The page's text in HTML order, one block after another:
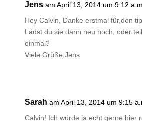
Jens am April 13, 2014 um 9:12 a.m.
Hey Calvin, Danke erstmal für,den
Lädst du sie dann neu hoch, oder
einmal?
Viele Grüße Jens
Sarah am April 13, 2014 um 9:15
Calvin! Ich würde ja echt gerne hier